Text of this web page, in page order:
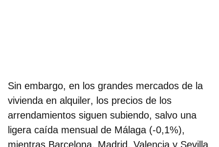
Sin embargo, en los grandes mercados de la
vivienda en alquiler, los precios de los
arrendamientos siguen subiendo, salvo una
ligera caída mensual de Málaga (-0,1%),
mientras Barcelona, Madrid, Valencia y Sevilla